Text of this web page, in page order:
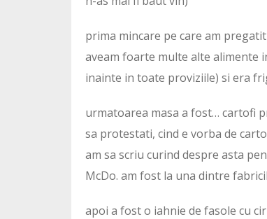
prima mincare pe care am
aveam foarte multe alte alimente
inainte in toate proviziile) si era
urmatoarea masa a fost… cartofi
sa protestati, cind e vorba de
am sa scriu curind despre asta
McDo. am fost la una dintre
apoi a fost o iahnie de fasole cu